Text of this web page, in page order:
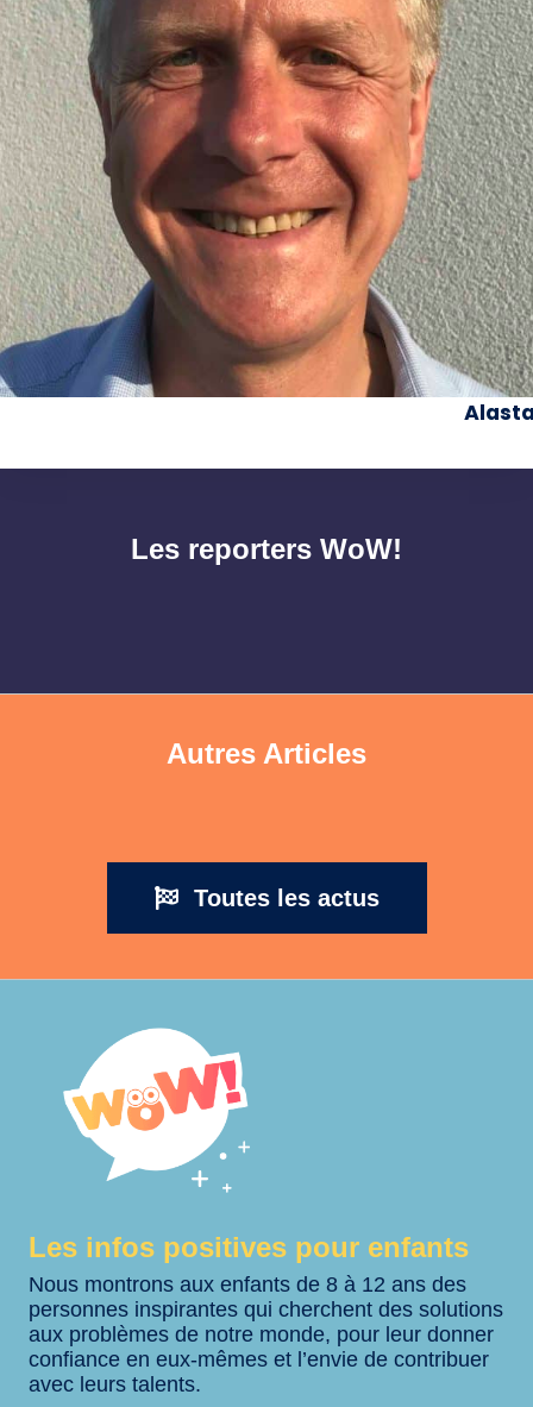
Les reporters WoW!
Autres Articles
Toutes les actus
Les infos positives pour enfants
Nous montrons aux enfants de 8 à 12 ans des
personnes inspirantes qui cherchent des solutions
aux problèmes de notre monde, pour leur donner
confiance en eux-mêmes et l’envie de contribuer
avec leurs talents.